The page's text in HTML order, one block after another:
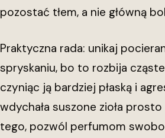
pozostać tłem, a nie główną
Praktyczna rada: unikaj
spryskaniu, bo to rozbija
czyniąc ją bardziej płaską i
wdychała suszone zioła
tego, pozwól perfumom